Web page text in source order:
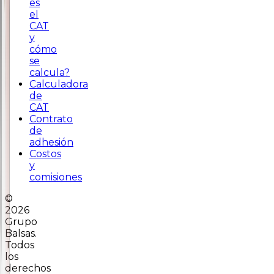
es
el
CAT
y
cómo
se
calcula?
Calculadora
de
CAT
Contrato
de
adhesión
Costos
y
comisiones
©
2026
Grupo
Balsas.
Todos
los
derechos